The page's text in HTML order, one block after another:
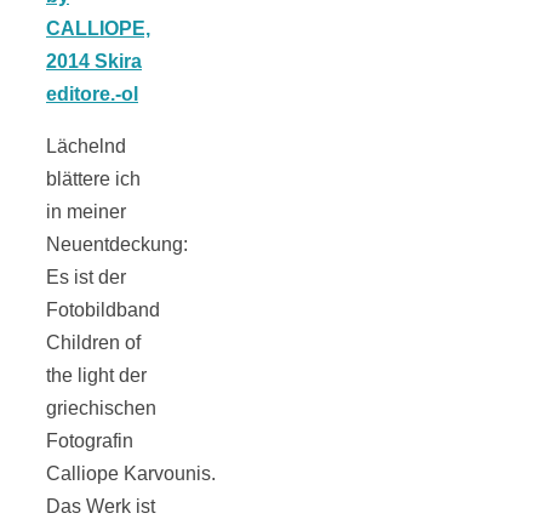
Lächelnd
blättere ich
in meiner
Neuentdeckung:
Es ist der
Fotobildband
Children of
the light der
griechischen
Fotografin
Calliope Karvounis.
Das Werk ist